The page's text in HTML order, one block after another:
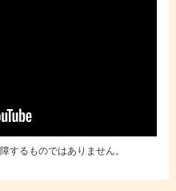
するものではありません。